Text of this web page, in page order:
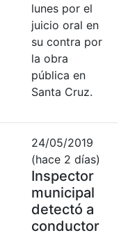
lunes por el
juicio oral en
su contra por
la obra
pública en
Santa Cruz.
24/05/2019
(hace 2 días)
Inspector
municipal
detectó a
conductor